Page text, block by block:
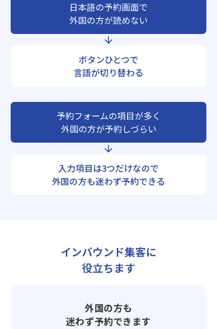
日本語の予約画面で
外国の方が読めない
ボタンひとつで
言語が切り替わる
予約フォームの項目が多く
外国の方が予約しづらい
入力項目は3つだけなので
外国の方も迷わず予約できる
インバウンド集客に
役立ちます
外国の方も
迷わず予約できます